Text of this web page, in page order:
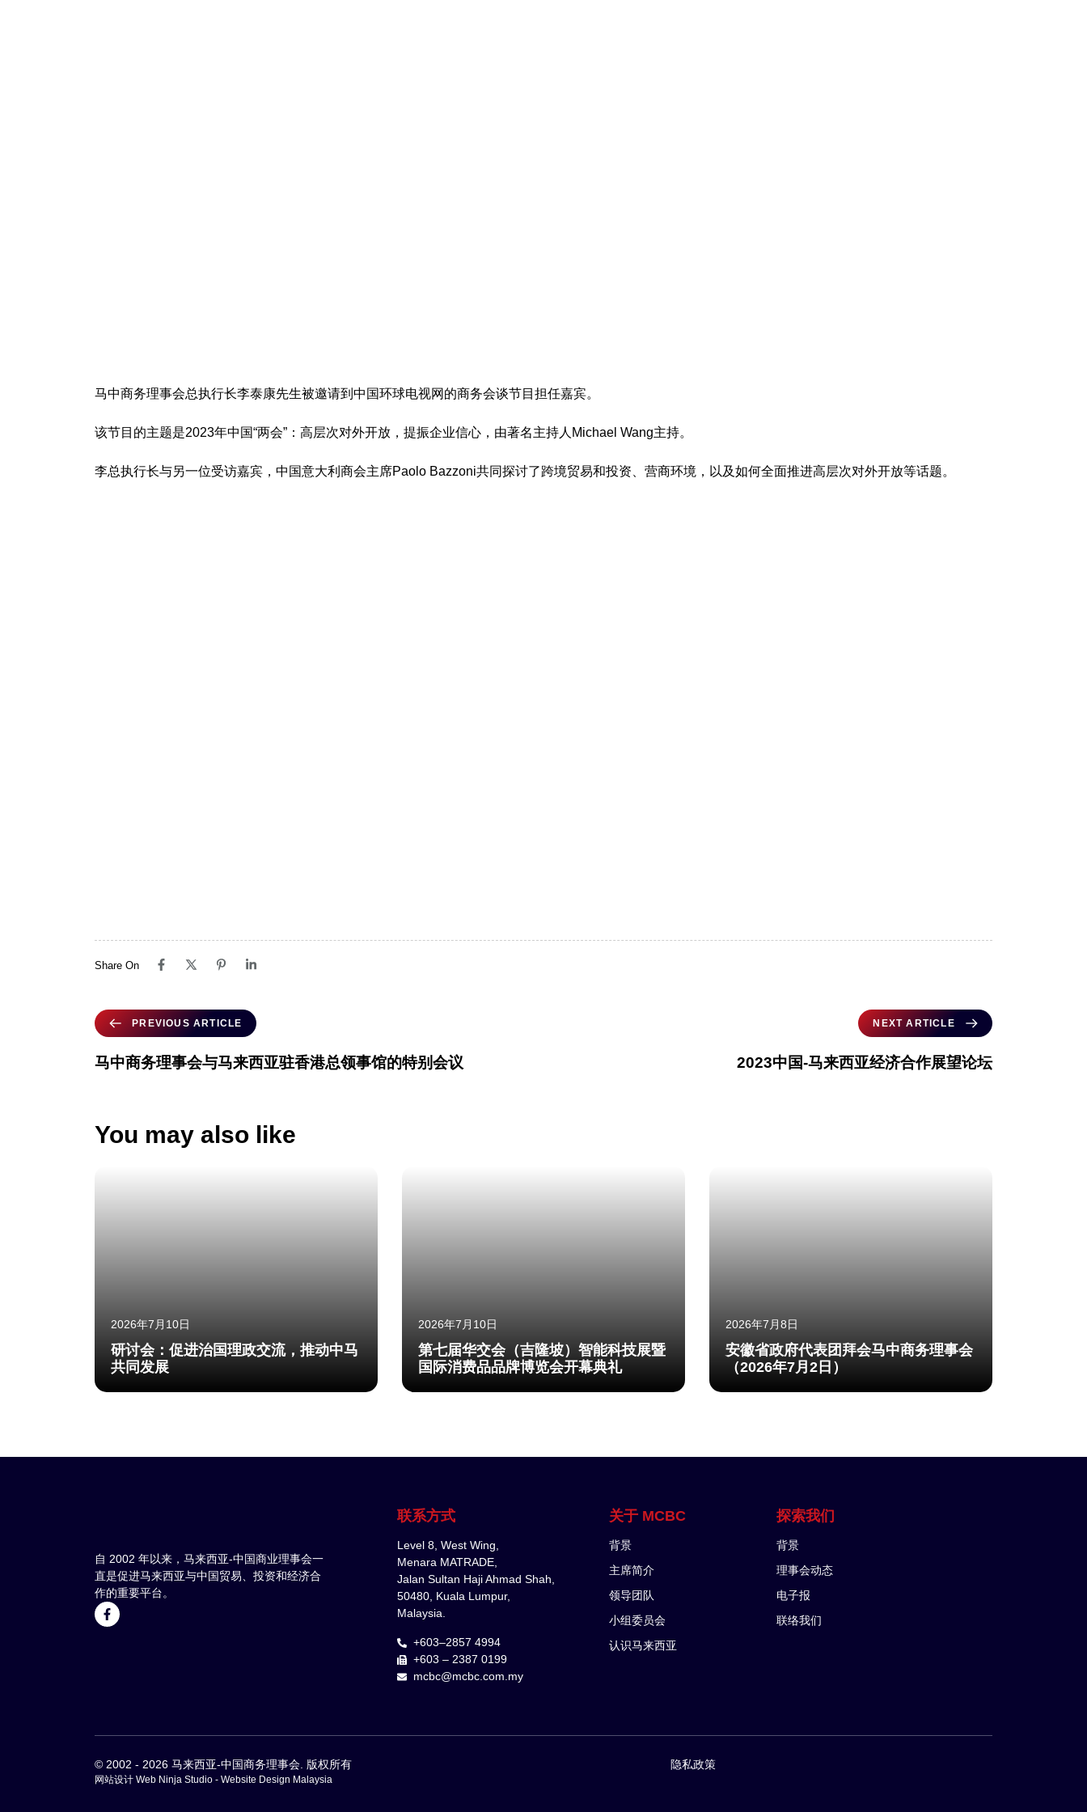
马中商务理事会总执行长李泰康先生被邀请到中国环球电视网的商务会谈节目担任嘉宾。
该节目的主题是2023年中国“两会”：高层次对外开放，提振企业信心，由著名主持人Michael Wang主持。
李总执行长与另一位受访嘉宾，中国意大利商会主席Paolo Bazzoni共同探讨了跨境贸易和投资、营商环境，以及如何全面推进高层次对外开放等话题。
Share On
PREVIOUS ARTICLE
马中商务理事会与马来西亚驻香港总领事馆的特别会议
NEXT ARTICLE
2023中国-马来西亚经济合作展望论坛
You may also like
2026年7月10日
研讨会：促进治国理政交流，推动中马
共同发展
2026年7月10日
第七届华交会（吉隆坡）智能科技展暨
国际消费品品牌博览会开幕典礼
2026年7月8日
安徽省政府代表团拜会马中商务理事会
（2026年7月2日）
自 2002 年以来，马来西亚-中国商业理事会一
直是促进马来西亚与中国贸易、投资和经济合
作的重要平台。
联系方式
Level 8, West Wing,
Menara MATRADE,
Jalan Sultan Haji Ahmad Shah,
50480, Kuala Lumpur,
Malaysia.
+603–2857 4994
+603 – 2387 0199
mcbc@mcbc.com.my
关于 MCBC
背景
主席简介
领导团队
小组委员会
认识马来西亚
探索我们
背景
理事会动态
电子报
联络我们
© 2002 - 2026 马来西亚-中国商务理事会. 版权所有
网站设计 Web Ninja Studio - Website Design Malaysia
隐私政策